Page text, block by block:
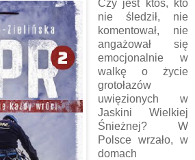
Czy jest ktoś, kto
nie śledził, nie
komentował, nie
angażował się
emocjonalnie w
walkę o życie
grotołazów
uwięzionych w
Jaskini Wielkiej
Śnieżnej? W
Polsce wrzało, w
domach